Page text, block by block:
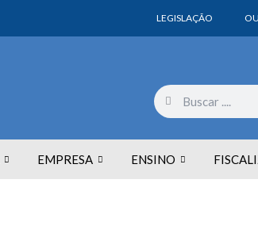
LEGISLAÇÃO
EMPRESA ENSINO